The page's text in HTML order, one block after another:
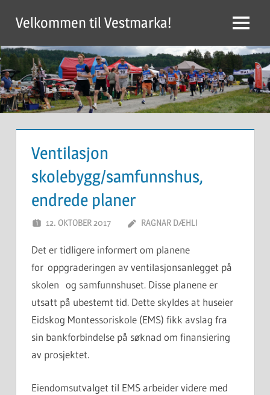
content
Velkommen til Vestmarka! Menu
Ventilasjon
skolebygg/samfunnshus,
endrede planer
12. OKTOBER 2017 RAGNAR DÆHLI
Det er tidligere informert om planene
for oppgraderingen av ventilasjonsanlegget på
skolen og samfunnshuset. Disse planene er
utsatt på ubestemt tid. Dette skyldes at huseier
Eidskog Montessoriskole (EMS) fikk avslag fra
sin bankforbindelse på søknad om finansiering
av prosjektet.
Eiendomsutvalget til EMS arbeider videre med